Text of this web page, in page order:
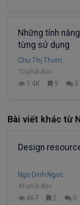
Những tính
từng sử dụng
Chu Thị Thơm
10 phút đọc
1.4K 9 0
Bài viết khác từ
Design
Ngo Dinh Ngoc
43 phút đọc
467 2 0